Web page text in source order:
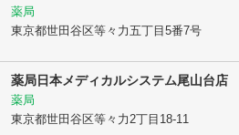
薬局
東京都世田谷区等々力五丁目5番7号
薬局日本メディカルシステム尾山台店
薬局
東京都世田谷区等々力2丁目18-11